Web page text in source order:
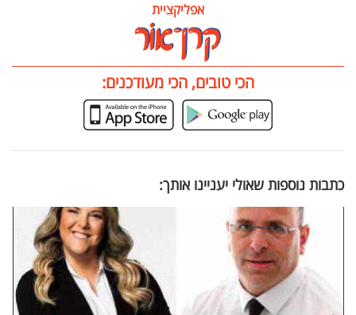
אפליקציית
הכי טובים, הכי מעודכנים:
כתבות נוספות שאולי יעניינו אותך: